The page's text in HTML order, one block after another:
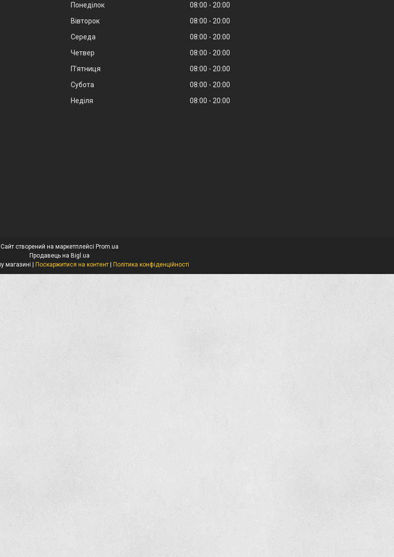
Понеділок 08:00
20:00
Вівторок
08:00
20:00
Середа
08:00
20:00
Четвер
08:00
20:00
Пʼятниця
08:00
20:00
Субота
08:00
20:00
Неділя
08:00 20:00
Сайт створений на маркетплейсі Prom.ua
Продавець на Bigl.ua
Поскаржитися на контент Політика конфіденційності